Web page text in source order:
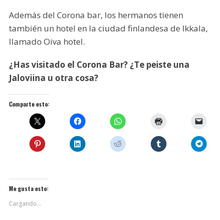
Además del Corona bar, los hermanos tienen
también un hotel en la ciudad finlandesa de Ikkala,
llamado Oiva hotel.
¿Has visitado el Corona Bar? ¿Te peiste una
Jaloviina u otra cosa?
Comparte esto:
Me gusta esto:
Cargando...